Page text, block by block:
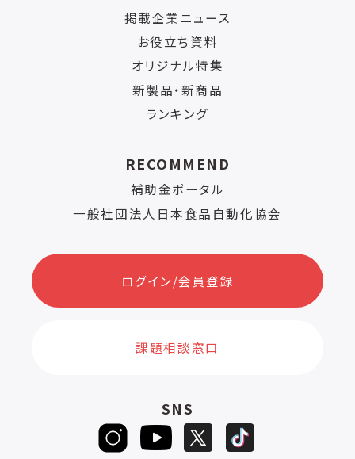
掲載企業ニュース
お役立ち資料
オリジナル特集
新製品・新商品
ランキング
RECOMMEND
補助金ポータル
一般社団法人日本食品自動化協会
ログイン/会員登録
課題相談窓口
SNS